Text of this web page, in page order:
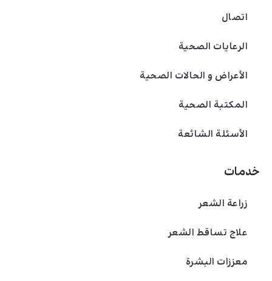
خدمات
زراعة الشعر
علاج تساقط الشعر
معززات البشرة
اتصال
الرعايات الصحية
الأعراض و الحالات الصحية
المكتبة الصحية
الأسئلة الشائعة